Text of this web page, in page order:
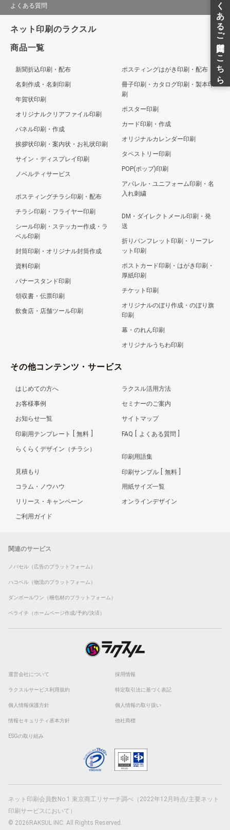
よくある質問
ネット印刷のラクスル
商品一覧
新聞折込印刷・配布
名刺作成・名刺印刷
年賀状印刷
オリジナルクリアファイル印刷
パネル印刷・作成
挨拶状印刷・案内状・お礼状印刷
サイン・ディスプレイ印刷
ノベルティサービス
ポスティングチラシ印刷・配布
チラシ印刷・フライヤー印刷
シール印刷・ステッカー作成・ラ
ベル印刷
封筒印刷・オリジナル封筒作成
資料印刷
バナースタンド印刷
領収書・伝票印刷
飲食店・店舗ツール印刷
ポスティングはがき印刷・配布
冊子印刷・カタログ印刷・製本印
刷
ポスター印刷
カード印刷・作成
オリジナルカレンダー印刷
タペストリー印刷
POP(ポップ)印刷
アパレル・ユニフォーム印刷・名
入れ刺繍
DM・ダイレクトメール印刷・発
送
折りパンフレット印刷・リーフレ
ット印刷
ポストカード印刷・はがき印刷・
厚紙印刷
チケット印刷
オリジナルのぼり作成・のぼり旗
印刷
幕・のれん印刷
オリジナルうちわ印刷
その他コンテンツ・サービス
はじめての方へ
お客様事例
お知らせ一覧
印刷用テンプレート 無料
らくらくデザイン（チラシ）
見積もり
コラム・ノウハウ
リリース・キャンペーン
ご利用ガイド
ラクスル活用方法
セミナーのご案内
サイトマップ
FAQ よくある質問
印刷用語集
印刷サンプル 無料
用紙サイズ一覧
オンラインデザイン
関連のサービス
ノバセル（広告のプラットフォーム）
ハコベル（物流のプラットフォーム）
ダンボールワン（梱包材のプラットフォーム）
ペライチ（ホームページ作成/予約/決済）
運営会社について 採用情報
ラクスルサービス利用規約 特定取引法に基づく表記
個人情報保護方針 個人情報の取り扱い
情報セキュリティ基本方針 他社商標
ESGの取り組み
ネット印刷会員数No.1 東京商工リサーチ調べ（2022年12月時点/主要ネット
印刷サービスにおいて）
© 2026RAKSUL INC. All Rights Reserved.